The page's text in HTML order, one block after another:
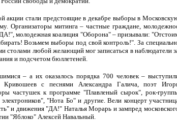
акции стали предстоящие в декабре выборы в
Организаторы митинга – частные граждане,
молодежная коалиция "Оборона" – призывали:
Возьмем выборы под свой контроль!". За
столами любой желающий мог записаться в наблюдатели
и подсчетом бюллетеней.
– а их оказалось порядка 700 человек –
с песнями Александра Галича, поэт
частушек к программе "Плавленый сырок", рок-
"Нота Бо" и другие. Вели концерт
и движения "ДА!" Наталья Морарь и зампред
"Яблоко" Алексей Навальный.